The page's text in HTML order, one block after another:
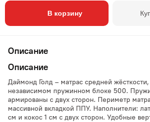
В корзину
Описание
Описание
Даймонд Голд – матрас средней
независимом пружинном блоке 500.
армированы с двух сторон. Периметр
массивной вкладкой ППУ. Наполнители:
см и кокос 1 см с двух сторон. Удобные